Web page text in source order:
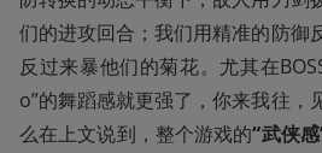
们的进攻回合；我们用精准的防御
反过来暴他们的菊花。尤其在
o”的舞蹈感就更强了，你来我往，
么在上文说到，整个游戏的“武侠